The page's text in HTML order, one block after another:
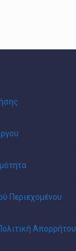
Περιεχομένου
Απορρήτου